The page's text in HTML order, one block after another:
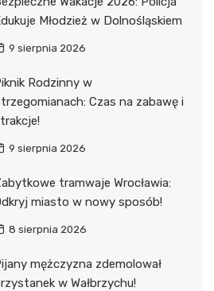
Młodzież w Dolnośląskiem
9 sierpnia 2026
Rodzinny w
Czas na zabawę i
9 sierpnia 2026
tramwaje Wrocławia:
miasto w nowy sposób!
8 sierpnia 2026
mężczyzna zdemolował
w Wałbrzychu!